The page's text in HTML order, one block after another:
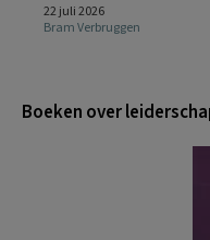
22 juli 2026
Bram Verbruggen
Boeken over